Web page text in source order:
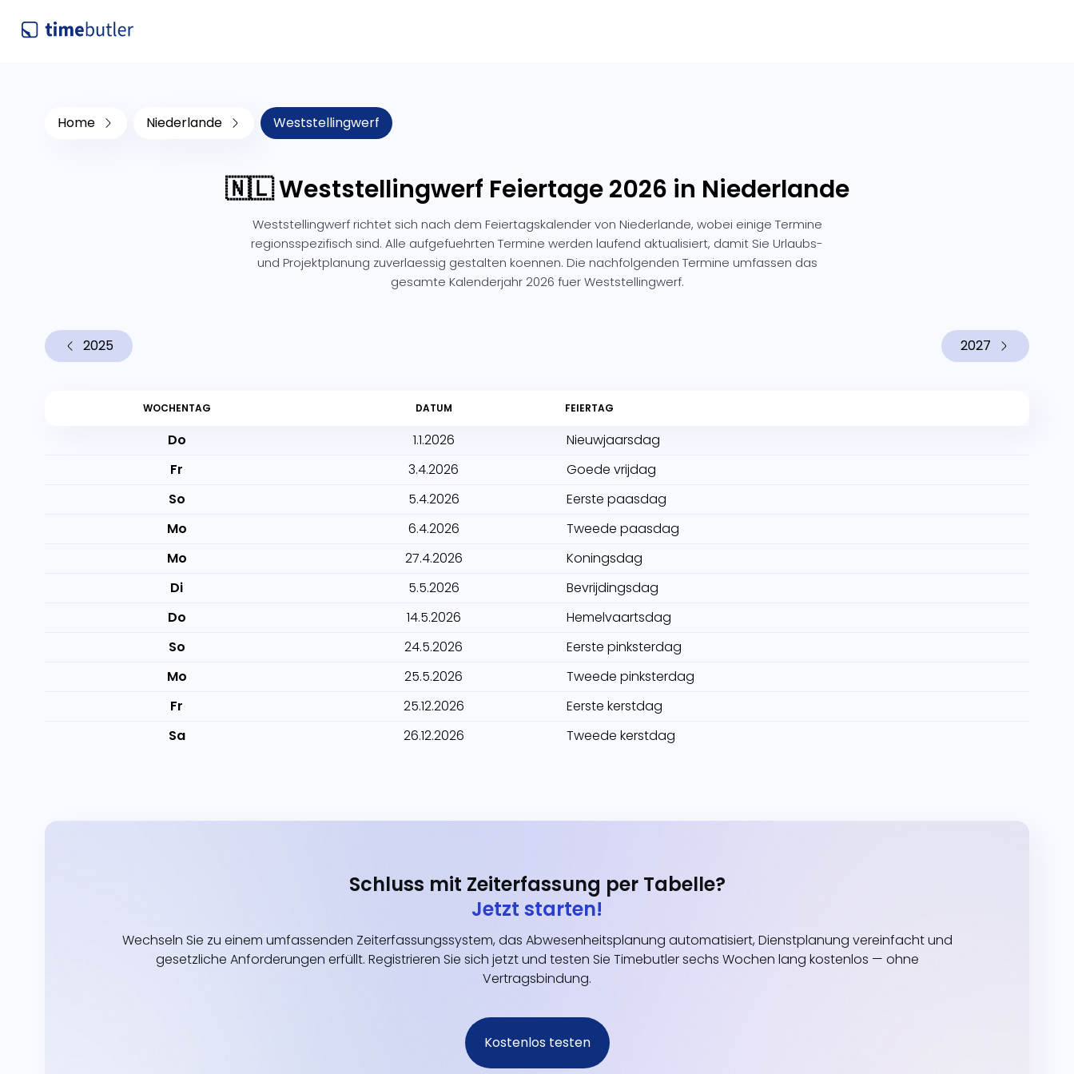
Home Niederlande Weststellingwerf
🇳🇱 Weststellingwerf Feiertage 2026 in Niederlande
Weststellingwerf richtet sich nach dem Feiertagskalender von Niederlande, wobei einige Termine
regionsspezifisch sind. Alle aufgefuehrten Termine werden laufend aktualisiert, damit Sie Urlaubs-
und Projektplanung zuverlaessig gestalten koennen. Die nachfolgenden Termine umfassen das
gesamte Kalenderjahr 2026 fuer Weststellingwerf.
2025 2027
WOCHENTAG DATUM FEIERTAG
Do 1.1.2026
Nieuwjaarsdag
Fr
3.4.2026
Goede vrijdag
So
5.4.2026
Eerste paasdag
Mo
6.4.2026
Tweede paasdag
Mo
27.4.2026
Koningsdag
Di
5.5.2026
Bevrijdingsdag
Do
14.5.2026
Hemelvaartsdag
So
24.5.2026
Eerste pinksterdag
Mo
25.5.2026
Tweede pinksterdag
Fr
25.12.2026
Eerste kerstdag
Sa
26.12.2026 Tweede kerstdag
Schluss mit Zeiterfassung per Tabelle?
Jetzt starten!
Wechseln Sie zu einem umfassenden Zeiterfassungssystem, das Abwesenheitsplanung automatisiert, Dienstplanung vereinfacht und
gesetzliche Anforderungen erfüllt. Registrieren Sie sich jetzt und testen Sie Timebutler sechs Wochen lang kostenlos — ohne
Vertragsbindung.
Kostenlos testen